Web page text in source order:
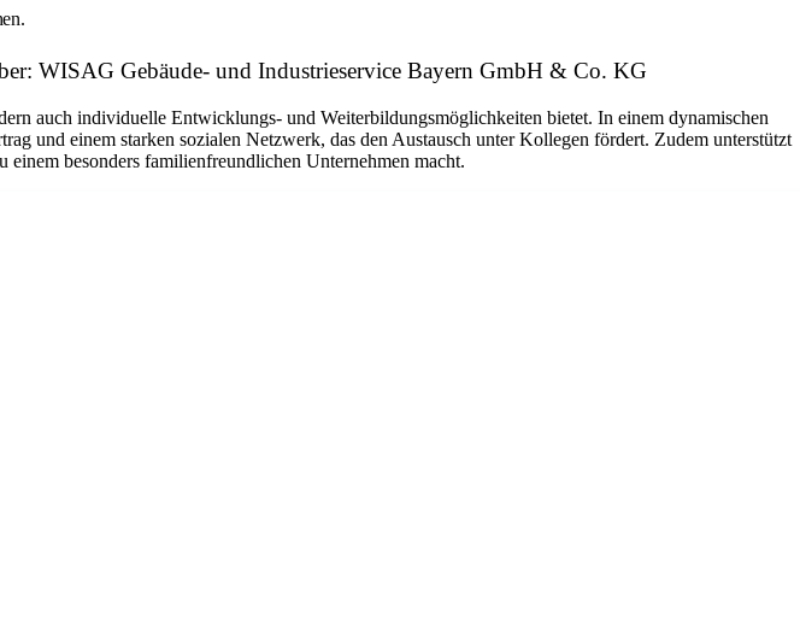
WISAG Gebäude- und Industrieservice Bayern GmbH & Co. KG
auch individuelle Entwicklungs- und Weiterbildungsmöglichkeiten bietet. In einem dynamischen
und einem starken sozialen Netzwerk, das den Austausch unter Kollegen fördert. Zudem unterstützt
besonders familienfreundlichen Unternehmen macht.